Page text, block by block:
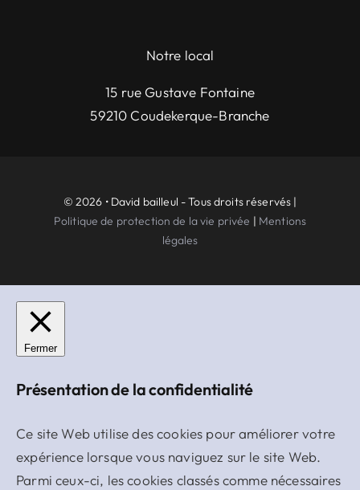
Notre local
15 rue Gustave Fontaine
59210 Coudekerque-Branche
© 2026 • David bailleul - Tous droits réservés |
Politique de protection de la vie privée | Mentions
légales
Fermer
Présentation de la confidentialité
Ce site Web utilise des cookies pour améliorer votre
expérience lorsque vous naviguez sur le site Web.
Parmi ceux-ci, les cookies classés comme nécessaires